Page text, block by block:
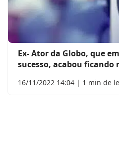
Ex- Ator da Globo, que
sucesso, acabou
16/11/2022 14:04 | 1 min de